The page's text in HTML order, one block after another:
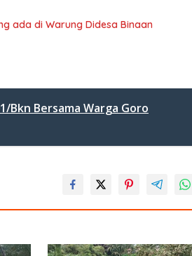
ada di Warung Didesa Binaan
Bkn Bersama Warga Goro